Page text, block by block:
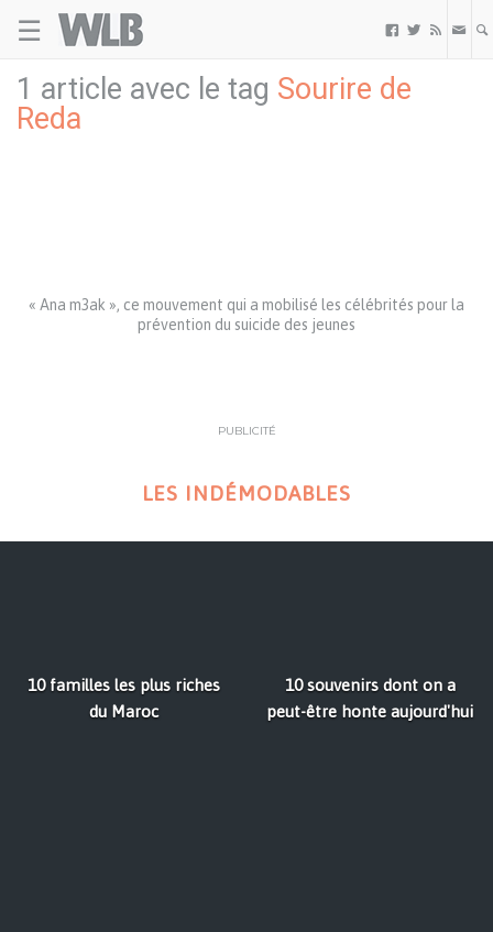
☰   
1 article avec le tag Sourire de
Reda
« Ana m3ak », ce mouvement qui a mobilisé les célébrités pour la
prévention du suicide des jeunes
PUBLICITÉ
LES INDÉMODABLES
10 familles les plus riches
du Maroc
10 souvenirs dont on a
peut-être honte aujourd'hui